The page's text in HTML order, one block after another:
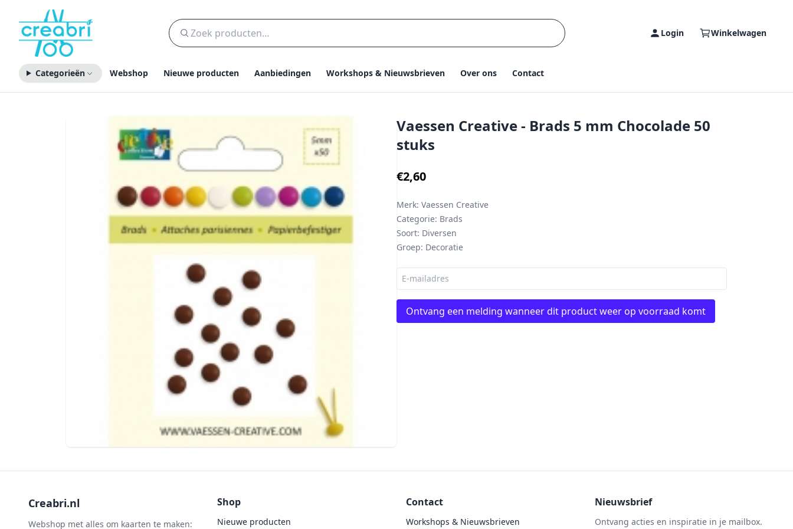
Login Winkelwagen
Categorieën Webshop Nieuwe producten Aanbiedingen Workshops & Nieuwsbrieven Over ons Contact
Vaessen Creative - Brads 5 mm Chocolade 50
stuks
€2,60
Merk: Vaessen Creative
Categorie: Brads
Soort: Diversen
Groep: Decoratie
Ontvang een melding wanneer dit product weer op voorraad komt
Creabri.nl
Webshop met alles om kaarten te maken:
Shop
Nieuwe producten
Contact
Workshops & Nieuwsbrieven
Nieuwsbrief
Ontvang acties en inspiratie in je mailbox.